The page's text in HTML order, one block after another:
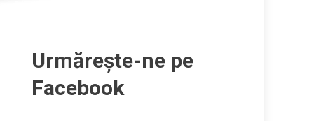
Urmărește-ne pe
Facebook